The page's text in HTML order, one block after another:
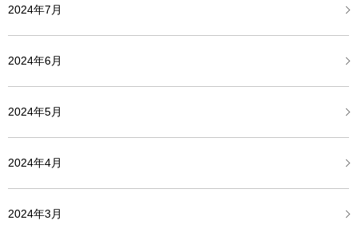
2024年7月
2024年6月
2024年5月
2024年4月
2024年3月